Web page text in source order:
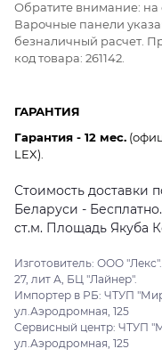
Обратите внимание: на
Варочные панели
безналичный расчет.
код товара: 261142.
ГАРАНТИЯ
Гарантия - 12 мес.
LEX).
Стоимость доставки
Беларуси -
ст.м. Площадь Якуба
Изготовитель: ООО
27, лит А, БЦ "Лайнер".
Импортер в РБ: ЧТУП
ул.Аэродромная, 125
Сервисный центр: ЧТУП
ул.Аэродромная, 125